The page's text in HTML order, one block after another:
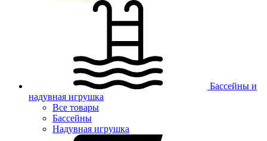
Бассейны и
надувная игрушка
Все товары
Бассейны
Надувная игрушка